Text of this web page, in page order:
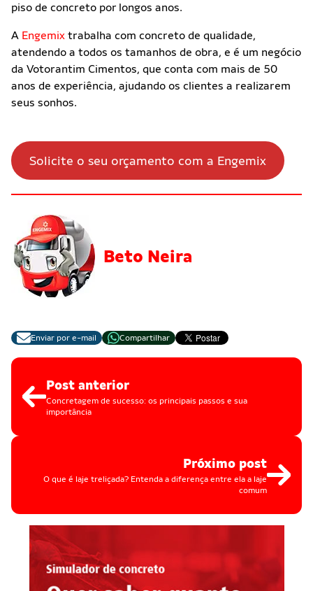
piso de concreto por longos anos.
A Engemix trabalha com concreto de qualidade,
atendendo a todos os tamanhos de obra, e é um negócio
da Votorantim Cimentos, que conta com mais de 50
anos de experiência, ajudando os clientes a realizarem
seus sonhos.
Solicite o seu orçamento com a Engemix
Beto Neira
Enviar por e-mail Compartilhar
Post anterior
Concretagem de sucesso: os principais passos e sua
importância
Próximo post
O que é laje treliçada? Entenda a diferença entre ela a laje
comum